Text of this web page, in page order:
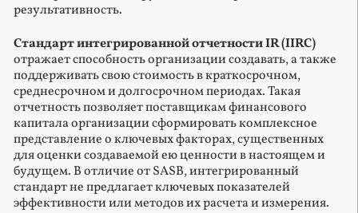
результативность.
Стандарт интегрированной отчетности IR (IIRC)
отражает способность организации создавать, а также
поддерживать свою стоимость в краткосрочном,
среднесрочном и долгосрочном периодах. Такая
отчетность позволяет поставщикам финансового
капитала организации сформировать комплексное
представление о ключевых факторах, существенных
для оценки создаваемой ею ценности в настоящем и
будущем. В отличие от SASB, интегрированный
стандарт не предлагает ключевых показателей
эффективности или методов их расчета и измерения.